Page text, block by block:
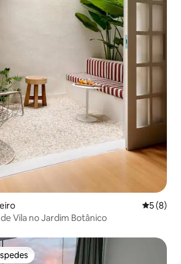
5 de
5 (8)
Vila no Jardim Botânico